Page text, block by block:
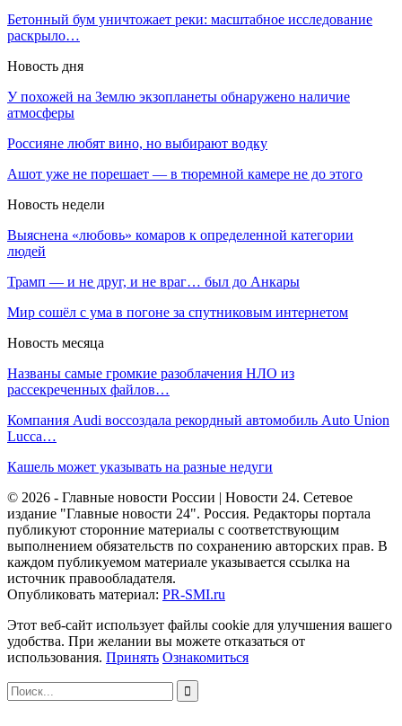
Бетонный бум уничтожает реки: масштабное исследование
раскрыло…
Новость дня
У похожей на Землю экзопланеты обнаружено наличие
атмосферы
Россияне любят вино, но выбирают водку
Ашот уже не порешает — в тюремной камере не до этого
Новость недели
Выяснена «любовь» комаров к определенной категории
людей
Трамп — и не друг, и не враг… был до Анкары
Мир сошёл с ума в погоне за спутниковым интернетом
Новость месяца
Названы самые громкие разоблачения НЛО из
рассекреченных файлов…
Компания Audi воссоздала рекордный автомобиль Auto Union
Lucca…
Кашель может указывать на разные недуги
© 2026 - Главные новости России | Новости 24. Сетевое
издание "Главные новости 24". Россия. Редакторы портала
публикуют сторонние материалы с соответствующим
выполнением обязательств по сохранению авторских прав. В
каждом публикуемом материале указывается ссылка на
источник правообладателя.
Опубликовать материал: PR-SMI.ru
Этот веб-сайт использует файлы cookie для улучшения вашего
удобства. При желании вы можете отказаться от
использования. Принять Ознакомиться